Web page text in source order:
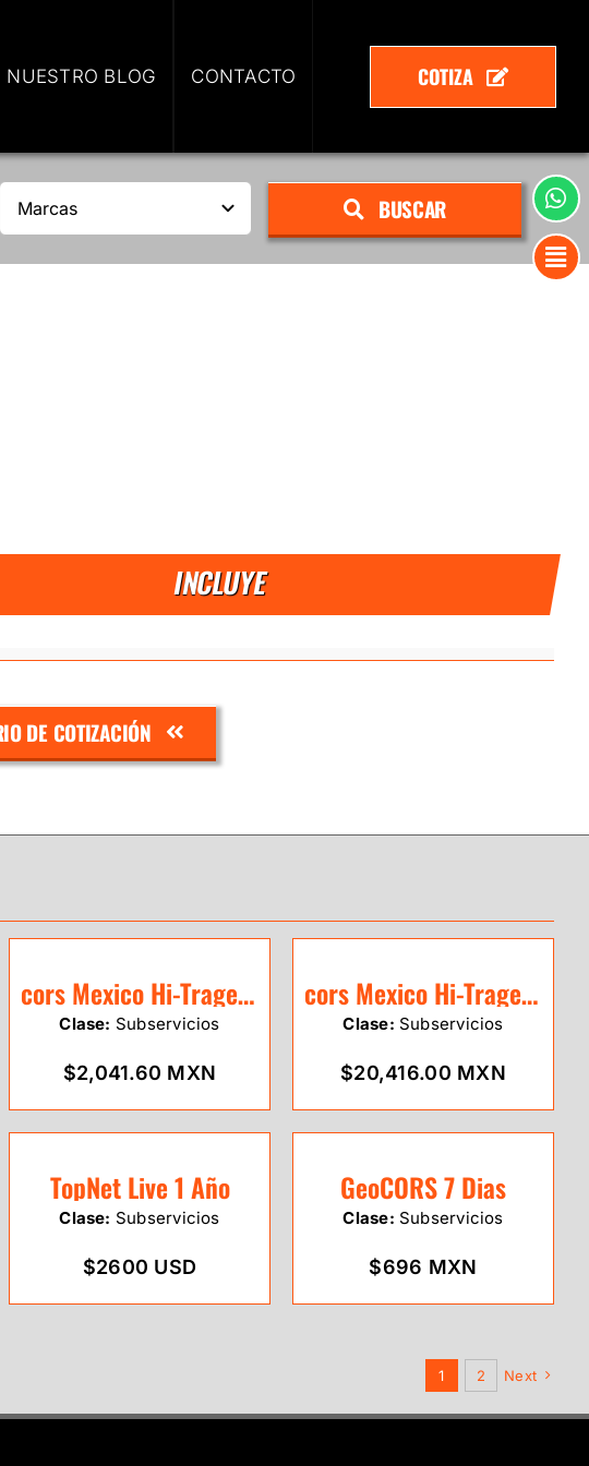
NUESTRO BLOG CONTACTO COTIZA
BUSCAR
INCLUYE
DE COTIZACIÓN
cors Mexico Hi-Traget 1 Mes
Clase: Subservicios
$2,041.60 MXN
cors Mexico Hi-Traget 1 Año
Clase: Subservicios
$20,416.00 MXN
TopNet Live 1 Año
Clase: Subservicios
$2600 USD
GeoCORS 7 Dias
Clase: Subservicios
$696 MXN
1 2 Next